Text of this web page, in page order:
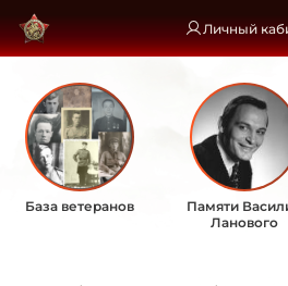
Личный
База ветеранов
Памяти
Ланового